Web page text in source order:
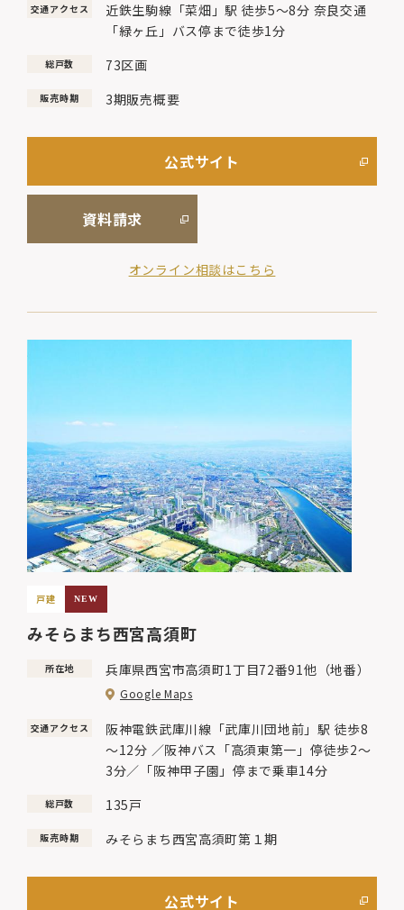
交通アクセス
近鉄生駒線「菜畑」駅 徒歩5～8分 奈良交通
「緑ヶ丘」バス停まで徒歩1分
総戸数 73区画
販売時期 3期販売概要
公式サイト
資料請求
オンライン相談はこちら
戸建 NEW
みそらまち西宮高須町
所在地 兵庫県西宮市高須町1丁目72番91他（地番）
Google Maps
交通アクセス
阪神電鉄武庫川線「武庫川団地前」駅 徒歩8
～12分 ／阪神バス「高須東第一」停徒歩2～
3分／「阪神甲子園」停まで乗車14分
総戸数 135戸
販売時期 みそらまち西宮高須町第１期
公式サイト